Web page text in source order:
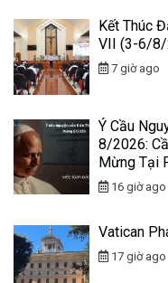
Kết Thúc
VII (3-6/8/
7 giờ ago
Ý Cầu
8/2026:
Mừng Tại
16 giờ ago
Vatican
17 giờ ago